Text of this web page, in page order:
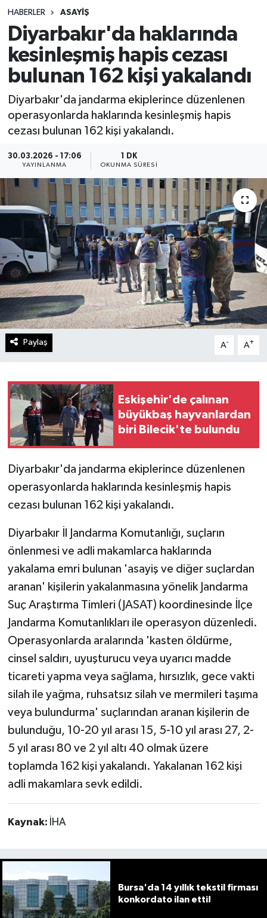
HABERLER ASAYIŞ
Diyarbakır'da haklarında
kesinleşmiş hapis cezası
bulunan 162 kişi yakalandı
Diyarbakır'da jandarma ekiplerince düzenlenen
operasyonlarda haklarında kesinleşmiş hapis
cezası bulunan 162 kişi yakalandı.
30.03.2026 - 17:06
YAYINLANMA
1 DK
OKUNMA SÜRESI
Paylaş A- A+
Eskişehir'de çalınan
büyükbaş hayvanlardan
biri Bilecik'te bulundu
Diyarbakır'da jandarma ekiplerince düzenlenen
operasyonlarda haklarında kesinleşmiş hapis
cezası bulunan 162 kişi yakalandı.
Diyarbakır İl Jandarma Komutanlığı, suçların
önlenmesi ve adli makamlarca haklarında
yakalama emri bulunan 'asayiş ve diğer suçlardan
aranan' kişilerin yakalanmasına yönelik Jandarma
Suç Araştırma Timleri (JASAT) koordinesinde İlçe
Jandarma Komutanlıkları ile operasyon düzenledi.
Operasyonlarda aralarında 'kasten öldürme,
cinsel saldırı, uyuşturucu veya uyarıcı madde
ticareti yapma veya sağlama, hırsızlık, gece vakti
silah ile yağma, ruhsatsız silah ve mermileri taşıma
veya bulundurma' suçlarından aranan kişilerin de
bulunduğu, 10-20 yıl arası 15, 5-10 yıl arası 27, 2-
5 yıl arası 80 ve 2 yıl altı 40 olmak üzere
toplamda 162 kişi yakalandı. Yakalanan 162 kişi
adli makamlara sevk edildi.
Kaynak: İHA
Bursa'da 14 yıllık tekstil firması
konkordato ilan etti!
Spor
Teknoloji
Yaşam